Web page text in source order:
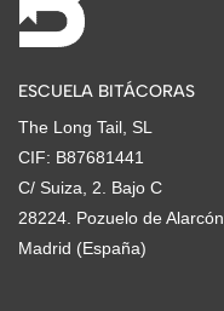
ESCUELA BITÁCORAS
The Long Tail, SL
CIF: B87681441
C/ Suiza, 2. Bajo C
28224. Pozuelo de Alarcón
Madrid (España)